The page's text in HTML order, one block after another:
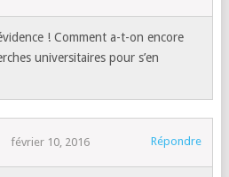
! Comment a-t-on encore
universitaires pour s’en
février 10, 2016 Répondre